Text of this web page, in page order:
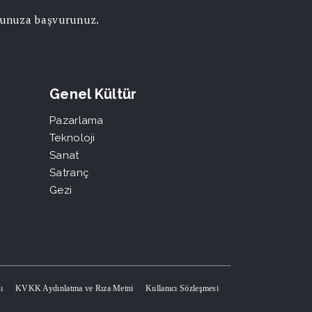
başvurunuz.
Genel Kültür
Pazarlama
Teknoloji
Sanat
Satranç
Gezi
KVKK Aydınlatma ve Rıza Metni Kullanıcı Sözleşmesi